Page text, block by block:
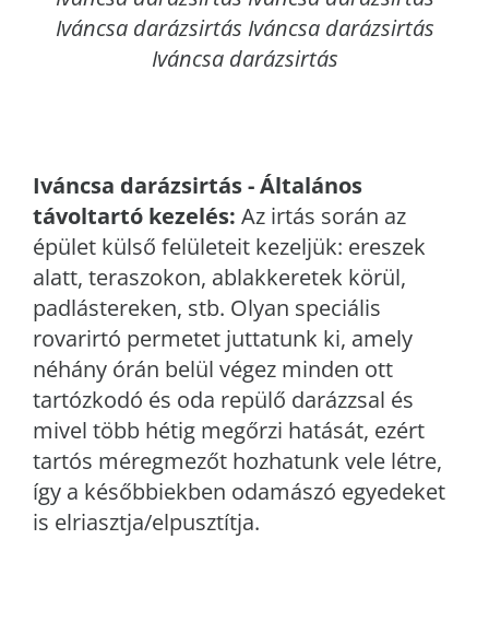
Iváncsa darázsirtás Iváncsa darázsirtás
Iváncsa darázsirtás
Iváncsa darázsirtás - Általános
távoltartó kezelés: Az irtás során az
épület külső felületeit kezeljük: ereszek
alatt, teraszokon, ablakkeretek körül,
padlástereken, stb. Olyan speciális
rovarirtó permetet juttatunk ki, amely
néhány órán belül végez minden ott
tartózkodó és oda repülő darázzsal és
mivel több hétig megőrzi hatását, ezért
tartós méregmezőt hozhatunk vele létre,
így a későbbiekben odamászó egyedeket
is elriasztja/elpusztítja.